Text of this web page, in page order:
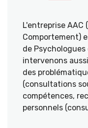
L'entreprise
Comportement)
de
intervenons
des
(consultations
compétences,
personnels